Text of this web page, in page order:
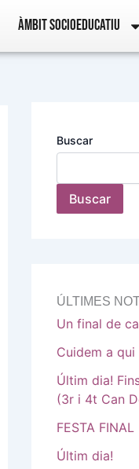
ÀMBIT SOCIOEDUCATIU
Buscar
Buscar
ÚLTIMES
Un final de
Cuidem a qui
Últim dia!
(3r i 4t Can
FESTA FINAL
Últim dia!